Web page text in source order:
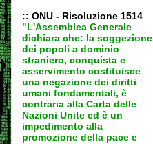
:: ONU - Risoluzione 1514
"L'Assemblea Generale
dichiara che: la soggezione
dei popoli a dominio
straniero, conquista e
asservimento costituisce
una negazione dei diritti
umani fondamentali, è
contraria alla Carta delle
Nazioni Unite ed è un
impedimento alla
promozione della pace e